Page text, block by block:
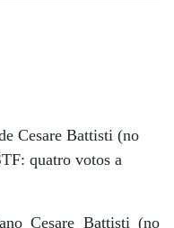
Cesare Battisti (no
quatro votos a
Cesare Battisti (no